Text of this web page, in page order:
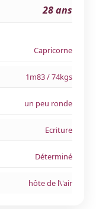
28 ans
Capricorne
1m83 / 74kgs
un peu ronde
Ecriture
Déterminé
hôte de l\'air